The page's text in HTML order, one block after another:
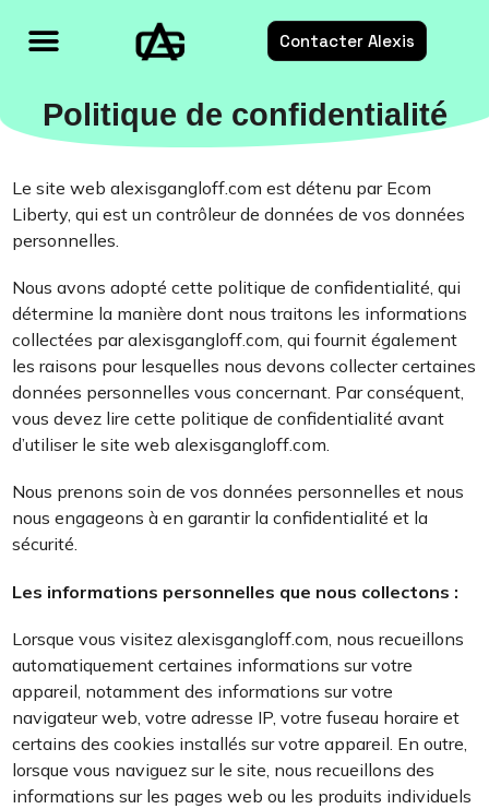
Contacter Alexis
Politique de confidentialité
Le site web alexisgangloff.com est détenu par Ecom
Liberty, qui est un contrôleur de données de vos données
personnelles.
Nous avons adopté cette politique de confidentialité, qui
détermine la manière dont nous traitons les informations
collectées par alexisgangloff.com, qui fournit également
les raisons pour lesquelles nous devons collecter certaines
données personnelles vous concernant. Par conséquent,
vous devez lire cette politique de confidentialité avant
d’utiliser le site web alexisgangloff.com.
Nous prenons soin de vos données personnelles et nous
nous engageons à en garantir la confidentialité et la
sécurité.
Les informations personnelles que nous collectons :
Lorsque vous visitez alexisgangloff.com, nous recueillons
automatiquement certaines informations sur votre
appareil, notamment des informations sur votre
navigateur web, votre adresse IP, votre fuseau horaire et
certains des cookies installés sur votre appareil. En outre,
lorsque vous naviguez sur le site, nous recueillons des
informations sur les pages web ou les produits individuels